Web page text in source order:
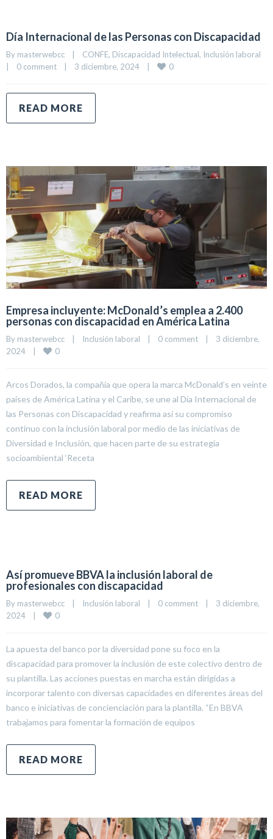
Día Internacional de las Personas con Discapacidad
By masterwebcc | CONFE, Discapacidad Intelectual, Inclusión laboral
|
0 comment | 3 diciembre, 2024 | 0
READ MORE
Empresa incluyente: McDonald’s emplea a 2.400
personas con discapacidad en América Latina
By masterwebcc Inclusión laboral 0 comment
3 diciembre,
2024
0
Arcos Dorados, la compañía que opera la marca McDonald’s en veinte
países de América Latina y el Caribe, se une al Día Internacional de
las Personas con Discapacidad y reafirma así su compromiso
continuo con la inclusión laboral por medio de las iniciativas de
Diversidad e Inclusión, que hacen parte de su estrategia
socioambiental ‘Receta
READ MORE
Así promueve BBVA la inclusión laboral de
profesionales con discapacidad
By masterwebcc Inclusión laboral 0 comment
3 diciembre,
2024
0
La apuesta del banco por la diversidad pone su foco en la
discapacidad para promover la inclusión de este colectivo dentro de
su plantilla. Las acciones puestas en marcha están dirigidas a
incorporar talento con diversas capacidades en diferentes áreas del
banco e iniciativas de concienciación para la plantilla. “En BBVA
trabajamos para fomentar la formación de equipos
READ MORE